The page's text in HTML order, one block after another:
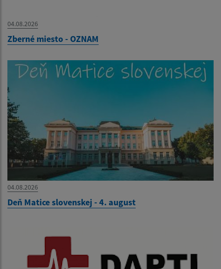
04.08.2026
Zberné miesto - OZNAM
04.08.2026
Deň Matice slovenskej - 4. august